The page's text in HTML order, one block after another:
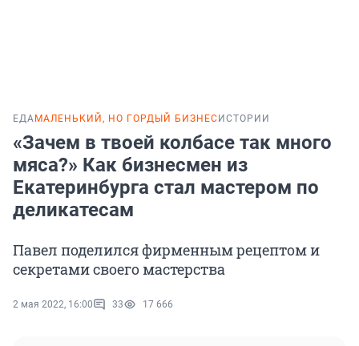
ЕДА МАЛЕНЬКИЙ, НО ГОРДЫЙ БИЗНЕС ИСТОРИИ
«Зачем в твоей колбасе так много
мяса?» Как бизнесмен из
Екатеринбурга стал мастером по
деликатесам
Павел поделился фирменным рецептом и
секретами своего мастерства
2 мая 2022, 16:00 33 17 666